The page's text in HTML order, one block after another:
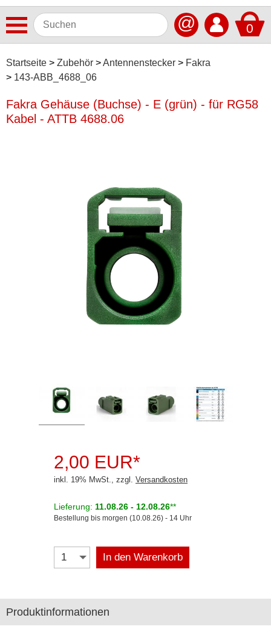
0
@
Startseite Zubehör Antennenstecker
Fakra
143-ABB_4688_06
Autoradios
Dashcams
Aktivsystemadapter
Antennensplitter
Antennenstecker
FME
Fakra Gehäuse (Buchse) - E (grün) - für RG58
Kabel - ATTB 4688.06
2,00 EUR*
inkl. 19% MwSt., zzgl. Versandkosten
Lieferung: 11.08.26 - 12.08.26**
Bestellung bis morgen (10.08.26) - 14 Uhr
In den Warenkorb
Produktinformationen